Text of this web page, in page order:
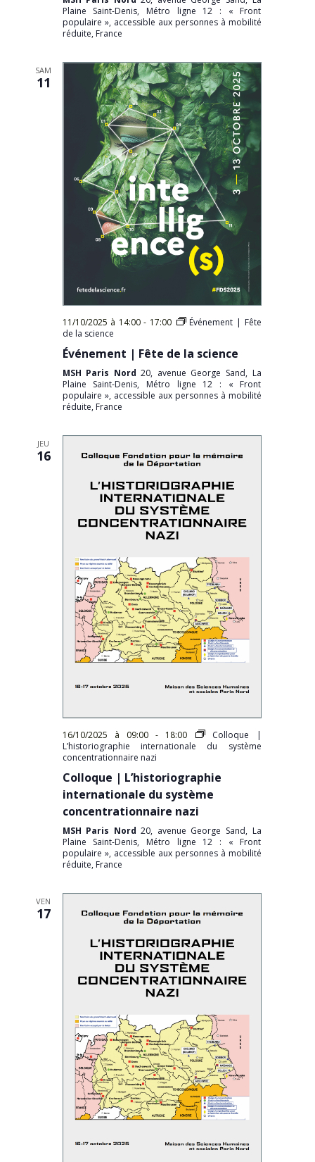
Plaine Saint-Denis, Métro ligne 12 : « Front
populaire », accessible aux personnes à mobilité
réduite, France
SAM
11
11/10/2025 à 14:00- 17:00
Événement | Fête
de la science
Événement | Fête de la science
MSH Paris Nord20, avenue George Sand, La
Plaine Saint-Denis, Métro ligne 12 : « Front
populaire », accessible aux personnes à mobilité
réduite, France
JEU
16
16/10/2025 à 09:00- 18:00
Colloque |
L’historiographie internationale du système
concentrationnaire nazi
Colloque | L’historiographie
internationale du système
concentrationnaire nazi
MSH Paris Nord20, avenue George Sand, La
Plaine Saint-Denis, Métro ligne 12 : « Front
populaire », accessible aux personnes à mobilité
réduite, France
VEN
17